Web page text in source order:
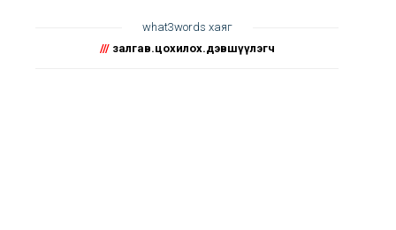
what3words хаяг
/// залгав.цохилох.дэвшүүлэгч